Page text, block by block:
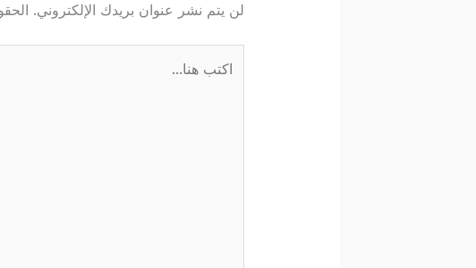
لن يتم نشر عنوان بريدك الإلكتروني.